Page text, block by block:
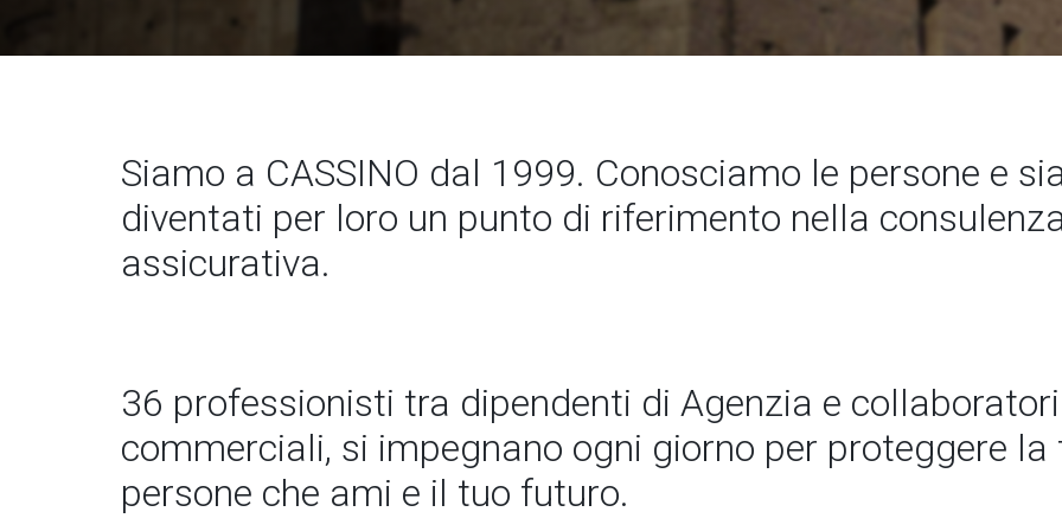
Siamo a CASSINO dal 1999. Conosciamo le persone e
diventati per loro un punto di riferimento nella
assicurativa.
36 professionisti tra dipendenti di Agenzia e collaboratori
commerciali, si impegnano ogni giorno per proteggere la
persone che ami e il tuo futuro.